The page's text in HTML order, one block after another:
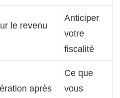
le revenu
Anticiper
votre
fiscalité
après
Ce que
vous